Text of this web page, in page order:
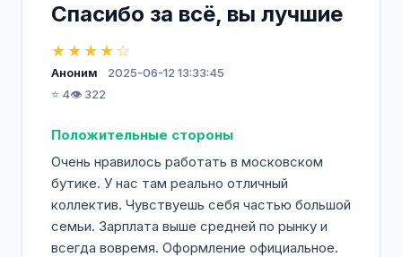
Спасибо за всё, вы лучшие
★★★★☆
Аноним
2025-06-12 13:33:45
⭐ 4👁️ 322
Положительные стороны
Очень нравилось работать в московском
бутике. У нас там реально отличный
коллектив. Чувствуешь себя частью большой
семьи. Зарплата выше средней по рынку и
всегда вовремя. Оформление официальное.